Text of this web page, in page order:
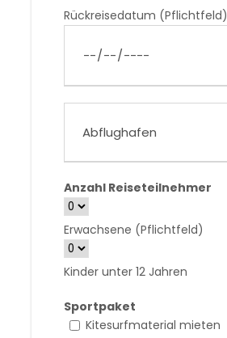
Rückreisedatum (Pflichtfeld)
Anzahl Reiseteilnehmer
Erwachsene (Pflichtfeld)
Kinder unter 12 Jahren
Sportpaket
Kitesurfmaterial mieten